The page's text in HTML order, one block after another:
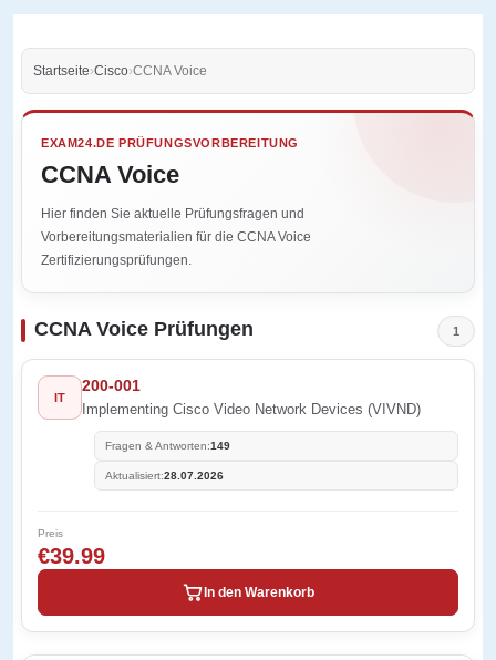
Startseite›Cisco›CCNA Voice
EXAM24.DE PRÜFUNGSVORBEREITUNG
CCNA Voice
Hier finden Sie aktuelle Prüfungsfragen und
Vorbereitungsmaterialien für die CCNA Voice
Zertifizierungsprüfungen.
CCNA Voice Prüfungen 1
IT
200-001
Implementing Cisco Video Network Devices (VIVND)
Fragen & Antworten:149
Aktualisiert:28.07.2026
Preis
€39.99
In den Warenkorb